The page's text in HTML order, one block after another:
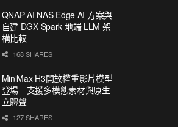
QNAP AI NAS Edge AI 方案與
自建 DGX Spark 地端 LLM 架
構比較
168 SHARES
MiniMax H3開放權重影片模型
登場 支援多模態素材與原生
立體聲
127 SHARES